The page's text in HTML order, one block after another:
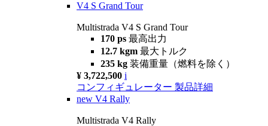
V4 S Grand Tour
Multistrada V4 S Grand Tour
170 ps 最高出力
12.7 kgm 最大トルク
235 kg 装備重量（燃料を除く）
¥ 3,722,500 i
コンフィギュレーター 製品詳細
new V4 Rally
Multistrada V4 Rally